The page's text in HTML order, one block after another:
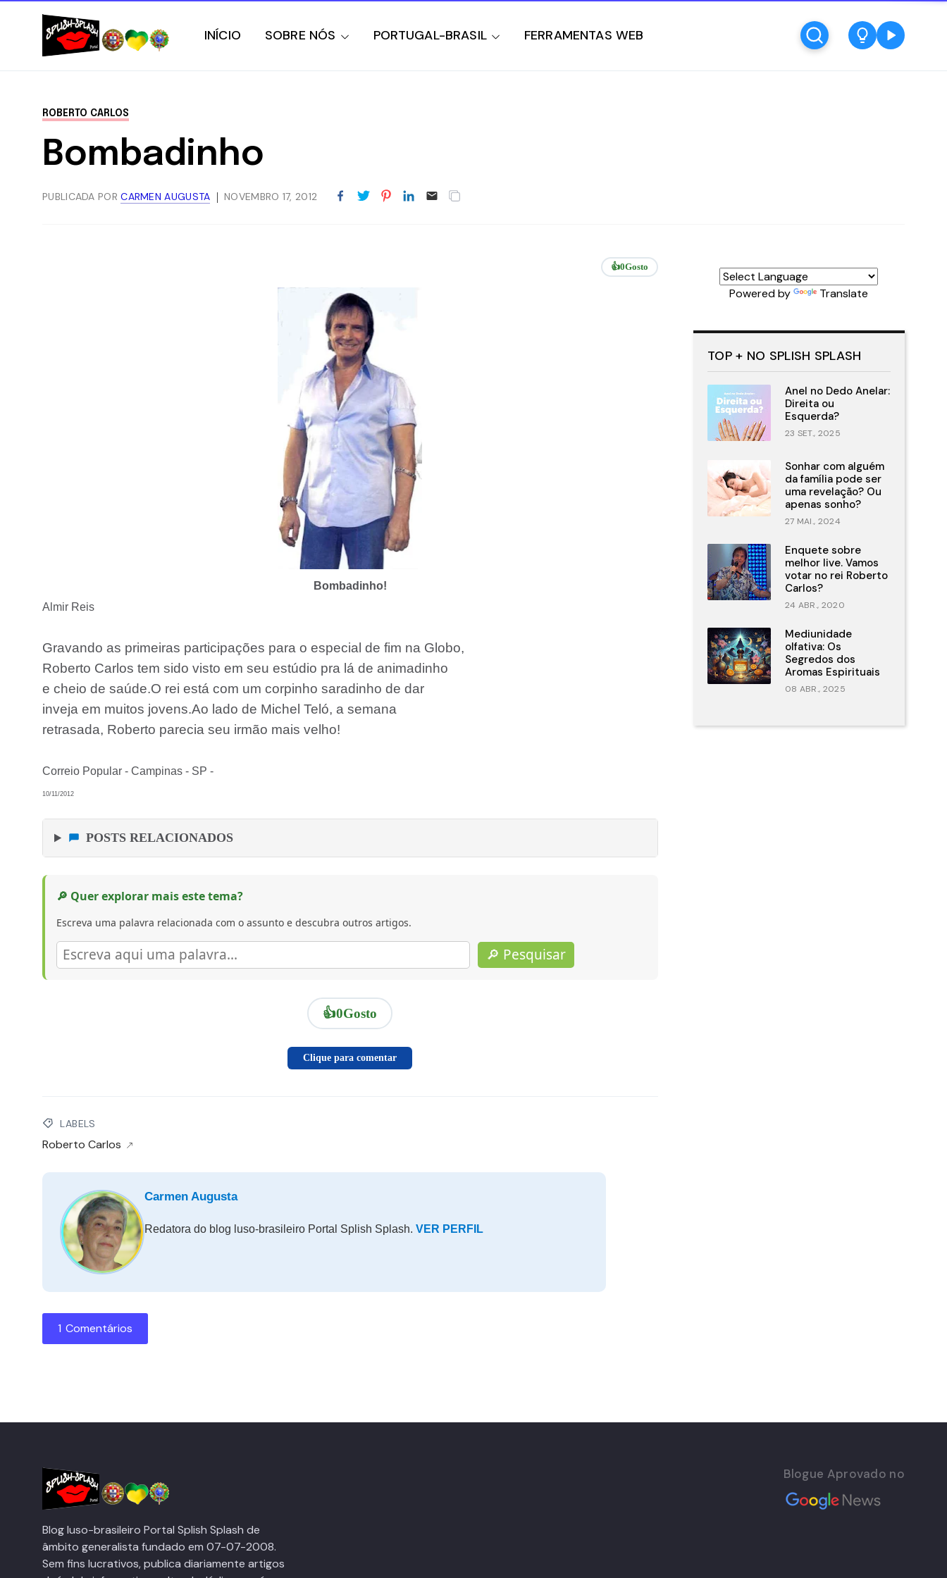
INÍCIO SOBRE NÓS PORTUGAL-BRASIL FERRAMENTAS WEB
ROBERTO CARLOS
Bombadinho
PUBLICADA PORCARMEN AUGUSTA NOVEMBRO 17, 2012
👍0Gosto
Bombadinho!
Almir Reis
Gravando as primeiras participações para o especial de fim na Globo,
Roberto Carlos tem sido visto em seu estúdio pra lá de animadinho
e cheio de saúde.O rei está com um corpinho saradinho de dar
inveja em muitos jovens.Ao lado de Michel Teló, a semana
retrasada, Roberto parecia seu irmão mais velho!
Correio Popular - Campinas - SP -
10/11/2012
POSTS RELACIONADOS
🔎 Quer explorar mais este tema?
Escreva uma palavra relacionada com o assunto e descubra outros artigos.
🔎 Pesquisar
👍0Gosto
Clique para comentar
LABELS
Roberto Carlos
Carmen Augusta
Redatora do blog luso-brasileiro Portal Splish Splash. VER PERFIL
1 Comentários
Powered by Translate
TOP + NO SPLISH SPLASH
Anel no Dedo Anelar:
Direita ou
Esquerda?
23 SET., 2025
Sonhar com alguém
da família pode ser
uma revelação? Ou
apenas sonho?
27 MAI., 2024
Enquete sobre
melhor live. Vamos
votar no rei Roberto
Carlos?
24 ABR., 2020
Mediunidade
olfativa: Os
Segredos dos
Aromas Espirituais
08 ABR., 2025
Blog luso-brasileiro Portal Splish Splash de
âmbito generalista fundado em 07-07-2008.
Sem fins lucrativos, publica diariamente artigos
Blogue Aprovado no